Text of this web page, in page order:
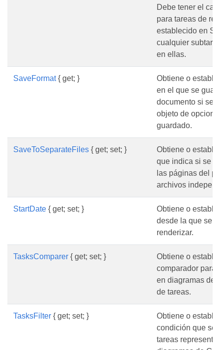
Debe tener el
para tareas de
establecido en Sí
cualquier
en ellas.
SaveFormat{ get; }
Obtiene o
en el que se
documento si se
objeto de
guardado.
SaveToSeparateFiles { get; set; }
Obtiene o
que indica si se
las páginas del
archivos
StartDate { get; set; }
Obtiene o
desde la que se
renderizar.
TasksComparer { get; set; }
Obtiene o
comparador para
en diagramas de
de tareas.
TasksFilter { get; set; }
Obtiene o
condición que se
tareas